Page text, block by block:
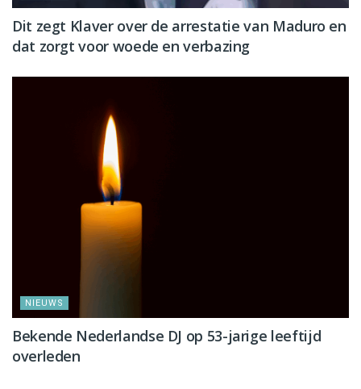
Dit zegt Klaver over de arrestatie van Maduro en
dat zorgt voor woede en verbazing
NIEUWS
Bekende Nederlandse DJ op 53-jarige leeftijd
overleden